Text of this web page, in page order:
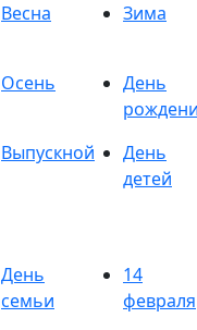
Весна Зима
Осень
День
Выпускной
День
детей
День
семьи
14
февраля